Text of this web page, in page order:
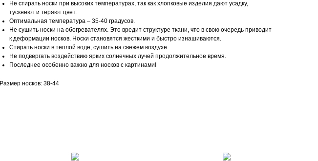
Не стирать носки при высоких температурах, так как хлопковые изделия дают усадку,
тускнеют и теряют цвет.
Оптимальная температура – 35-40 градусов.
Не сушить носки на обогревателях. Это вредит структуре ткани, что в свою очередь приводит
к деформации носков. Носки становятся жесткими и быстро изнашиваются.
Стирать носки в теплой воде, сушить на свежем воздухе.
Не подвергать воздействию ярких солнечных лучей продолжительное время.
Последнее особенно важно для носков с картинами!
Размер носков: 38-44